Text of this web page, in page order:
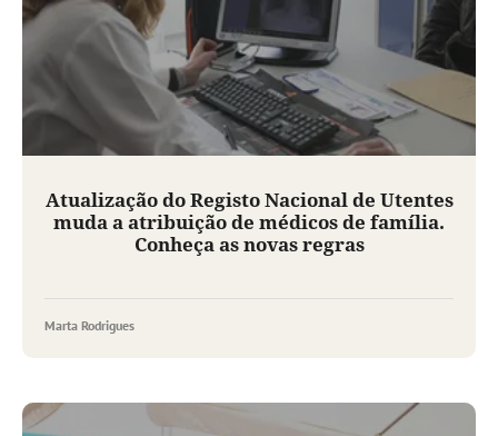
Atualização do Registo Nacional de Utentes
muda a atribuição de médicos de família.
Conheça as novas regras
Marta Rodrigues